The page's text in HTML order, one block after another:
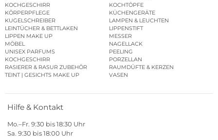
KOCHGESCHIRR
KOCHTÖPFE
KÖRPERPFLEGE
KÜCHENGERÄTE
KUGELSCHREIBER
LAMPEN & LEUCHTEN
LEINTÜCHER & BETTLAKEN
LIPPENSTIFT
LIPPEN MAKE UP
MESSER
MÖBEL
NAGELLACK
UNISEX PARFUMS
PEELING
KOCHGESCHIRR
PORZELLAN
RASIERER & RASUR ZUBEHÖR
RAUMDÜFTE & KERZEN
TEINT | GESICHTS MAKE UP
VASEN
Hilfe & Kontakt
Mo.–Fr. 9:30 bis 18:30 Uhr
Sa. 9:30 bis 18:00 Uhr